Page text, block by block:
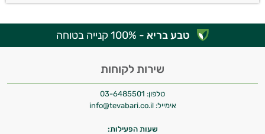
טבע בריא - 100% קנייה בטוחה
שירות לקוחות
טלפון: 03-6485501
אימייל: info@tevabari.co.il
שעות הפעילות: